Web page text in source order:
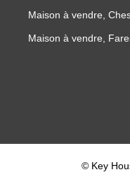
Maison à vendre,
Maison à vendre,
© Key